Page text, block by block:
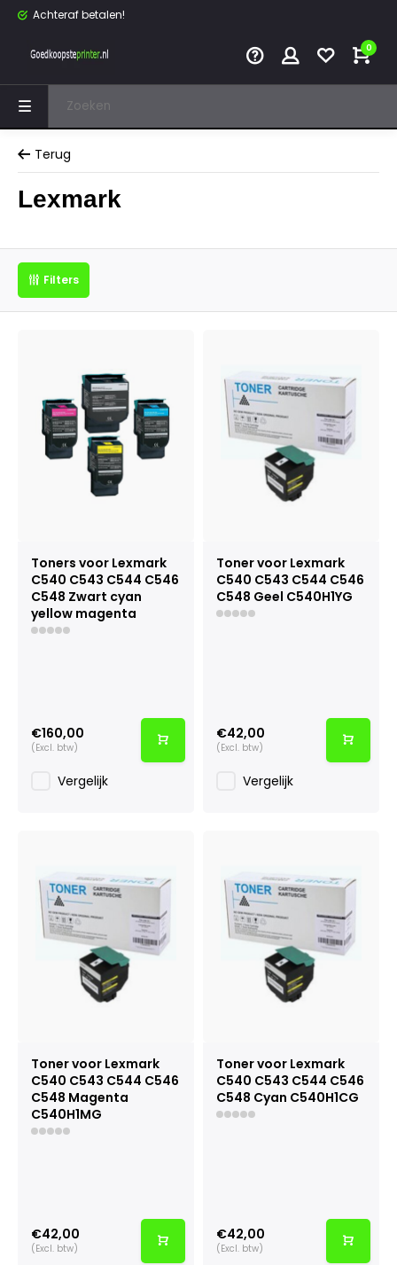
Achteraf betalen!
0
Terug
Lexmark
Filters
Toners voor Lexmark
C540 C543 C544 C546
C548 Zwart cyan
yellow magenta
€160,00
(Excl. btw)
Vergelijk
Toner voor Lexmark
C540 C543 C544 C546
C548 Geel C540H1YG
€42,00
(Excl. btw)
Vergelijk
Toner voor Lexmark
C540 C543 C544 C546
C548 Magenta
C540H1MG
€42,00
(Excl. btw)
Toner voor Lexmark
C540 C543 C544 C546
C548 Cyan C540H1CG
€42,00
(Excl. btw)